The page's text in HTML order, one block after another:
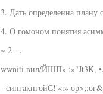
3. Дать определенна плану
4. О гомоном понятия
~ 2 - .
wwniti вил/ЙШП» :»"Jt3K,
- сипгакпгойС!'«:»